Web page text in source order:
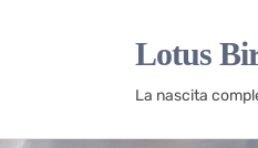
Lotus
La nascita